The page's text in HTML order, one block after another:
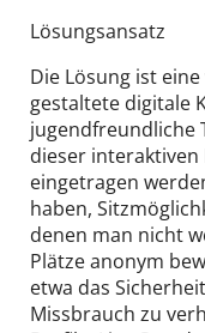
Lösungsansatz
Die Lösung ist
gestaltete digitale
jugendfreundliche
dieser
eingetragen
haben,
denen man nicht
Plätze anonym
etwa das
Missbrauch zu